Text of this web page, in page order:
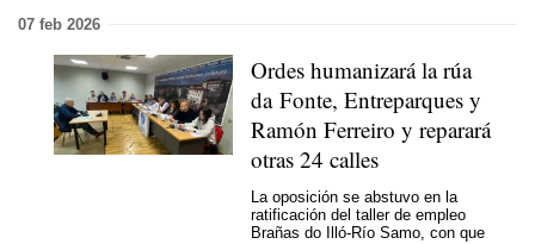
07 feb 2026
Ordes humanizará la rúa
da Fonte, Entreparques y
Ramón Ferreiro y reparará
otras 24 calles
La oposición se abstuvo en la
ratificación del taller de empleo
Brañas do Illó-Río Samo, con que